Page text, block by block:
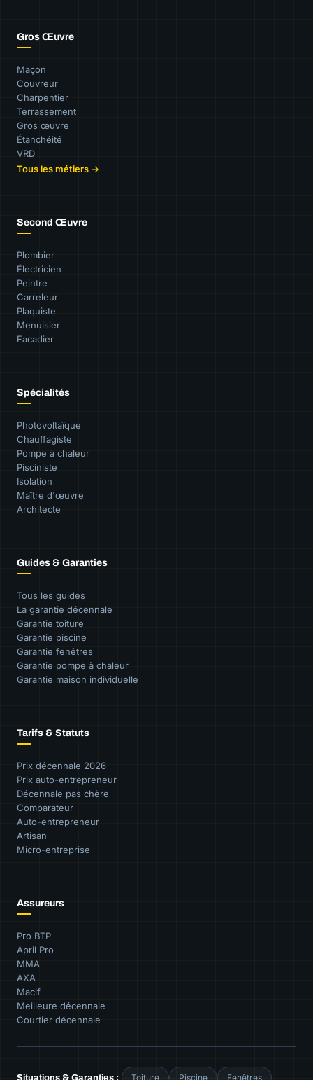
Gros Œuvre
Maçon
Couvreur
Charpentier
Terrassement
Gros œuvre
Étanchéité
VRD
Tous les métiers →
Second Œuvre
Plombier
Électricien
Peintre
Carreleur
Plaquiste
Menuisier
Facadier
Spécialités
Photovoltaïque
Chauffagiste
Pompe à chaleur
Pisciniste
Isolation
Maître d'œuvre
Architecte
Guides & Garanties
Tous les guides
La garantie décennale
Garantie toiture
Garantie piscine
Garantie fenêtres
Garantie pompe à chaleur
Garantie maison individuelle
Tarifs & Statuts
Prix décennale 2026
Prix auto-entrepreneur
Décennale pas chère
Comparateur
Auto-entrepreneur
Artisan
Micro-entreprise
Assureurs
Pro BTP
April Pro
MMA
AXA
Macif
Meilleure décennale
Courtier décennale
Situations & Garanties : Toiture Piscine Fenêtres